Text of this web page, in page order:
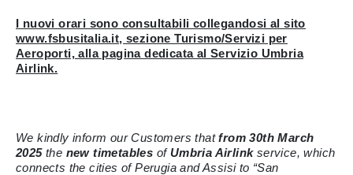
I nuovi orari sono consultabili collegandosi al sito
www.fsbusitalia.it, sezione Turismo/Servizi per
Aeroporti, alla pagina dedicata al Servizio Umbria
Airlink.
We kindly inform our Customers thatfrom 30th March
2025the new timetables ofUmbria Airlinkservice, which
connects the cities of Perugia and Assisi to “San